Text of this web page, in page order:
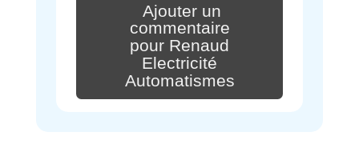
Ajouter un
commentaire
pour Renaud
Electricité
Automatismes